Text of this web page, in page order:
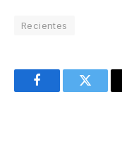
Recientes
FacebookTwitter